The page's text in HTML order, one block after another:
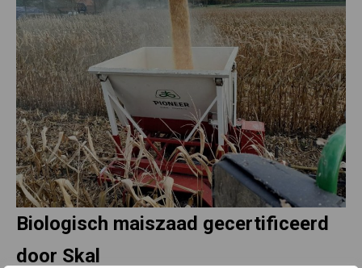
Biologisch maiszaad gecertificeerd
door Skal